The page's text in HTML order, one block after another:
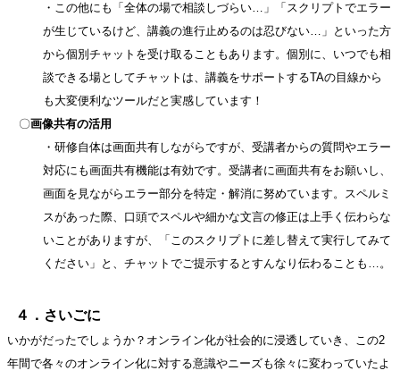
・この他にも「全体の場で相談しづらい…」「スクリプトでエラー
が生じているけど、講義の進行止めるのは忍びない…」といった方
から個別チャットを受け取ることもあります。個別に、いつでも相
談できる場としてチャットは、講義をサポートするTAの目線から
も大変便利なツールだと実感しています！
〇画像共有の活用
・研修自体は画面共有しながらですが、受講者からの質問やエラー
対応にも画面共有機能は有効です。受講者に画面共有をお願いし、
画面を見ながらエラー部分を特定・解消に努めています。スペルミ
スがあった際、口頭でスペルや細かな文言の修正は上手く伝わらな
いことがありますが、「このスクリプトに差し替えて実行してみて
ください」と、チャットでご提示するとすんなり伝わることも…。
４．さいごに
いかがだったでしょうか？オンライン化が社会的に浸透していき、この2
年間で各々のオンライン化に対する意識やニーズも徐々に変わっていたよ